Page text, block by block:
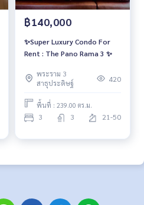
฿140,000
✨Super Luxury Condo For
Rent : The Pano Rama 3 ✨
พระราม 3
สาธุประดิษฐ์
420
พื้นที่ : 239.00 ตร.ม.
3 3 21-50